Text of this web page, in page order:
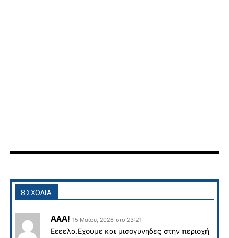
8 ΣΧΟΛΙΑ
ΑΑΑ! 15 Μαΐου, 2026 στο 23:21
Εεεελα.Εχουμε και μισογυνηδες στην περιοχή